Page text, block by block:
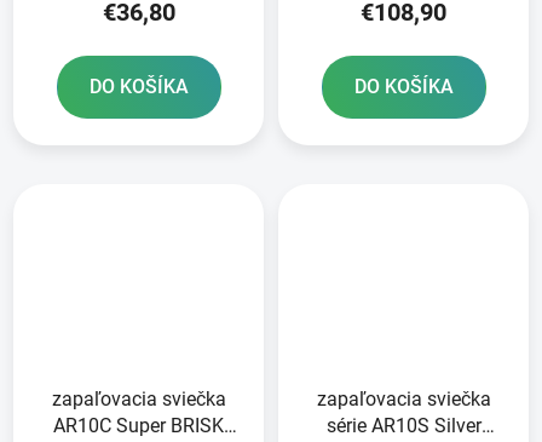
elektrolytu
€36,80
DO KOŠÍKA
€108,90
DO KOŠÍKA
zapaľovacia sviečka
AR10C Super BRISK
zapaľovacia sviečka
série AR10S Silver